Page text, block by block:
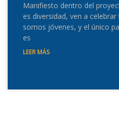
Manifiesto dentro del
es diversidad, ven a
somos jóvenes, y el único
es
LEER MÁS